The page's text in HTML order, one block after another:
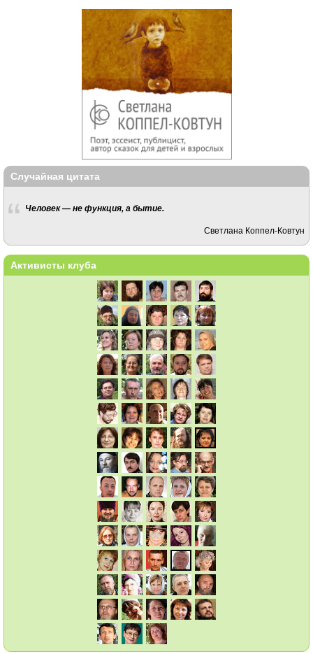
Случайная цитата
Человек — не функция, а бытие.
Светлана Коппел-Ковтун
Активисты клуба